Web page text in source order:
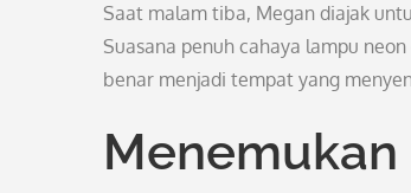
Saat malam tiba, Megan diajak
Suasana penuh cahaya lampu
benar menjadi tempat yang
Menemukan